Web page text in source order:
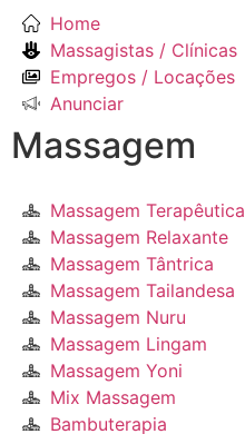
Home
Massagistas / Clínicas
Empregos / Locações
Anunciar
Massagem
Massagem Terapêutica
Massagem Relaxante
Massagem Tântrica
Massagem Tailandesa
Massagem Nuru
Massagem Lingam
Massagem Yoni
Mix Massagem
Bambuterapia